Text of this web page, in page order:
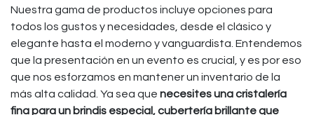
Nuestra gama de productos incluye opciones para
todos los gustos y necesidades, desde el clásico y
elegante hasta el moderno y vanguardista. Entendemos
que la presentación en un evento es crucial, y es por eso
que nos esforzamos en mantener un inventario de la
más alta calidad. Ya sea que necesites una cristalería
fina para un brindis especial, cubertería brillante que